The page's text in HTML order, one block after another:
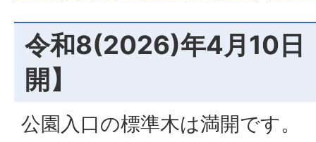
令和8(2026)年4月10日
開】
公園入口の標準木は満開です。